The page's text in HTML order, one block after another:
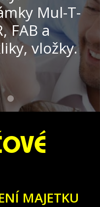
Mul-T-
FAB a
vložky.
i byty.
02 04
MAJETKU